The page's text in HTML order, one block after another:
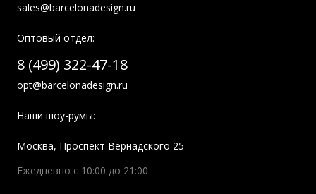
sales@barcelonadesign.ru
Оптовый отдел:
8 (499) 322-47-18
opt@barcelonadesign.ru
Наши шоу-румы:
Москва, Проспект Вернадского 25
Ежедневно с 10:00 до 21:00